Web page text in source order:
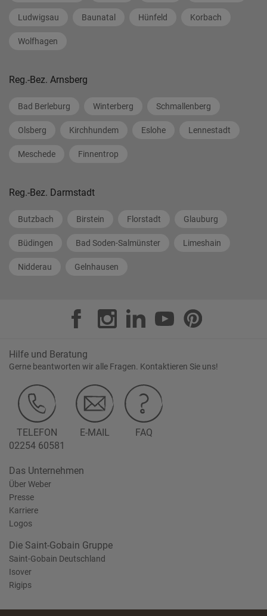
Ludwigsau Baunatal Hünfeld Korbach
Wolfhagen
Reg.-Bez. Arnsberg
Bad Berleburg Winterberg Schmallenberg
Olsberg Kirchhundem Eslohe Lennestadt
Meschede Finnentrop
Reg.-Bez. Darmstadt
Butzbach Birstein Florstadt Glauburg
Büdingen Bad Soden-Salmünster Limeshain
Nidderau Gelnhausen
Hilfe und Beratung
Gerne beantworten wir alle Fragen. Kontaktieren Sie uns!
TELEFON
02254 60581
E-MAIL FAQ
Das Unternehmen
Über Weber
Presse
Karriere
Logos
Die Saint-Gobain Gruppe
Saint-Gobain Deutschland
Isover
Rigips